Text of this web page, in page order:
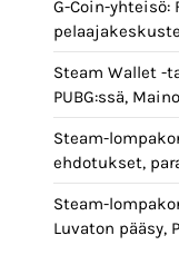
G-Coin-
Steam Wallet -
PUBG:ssä,
Steam-
ehdotukset,
Steam-
Luvaton pääsy,